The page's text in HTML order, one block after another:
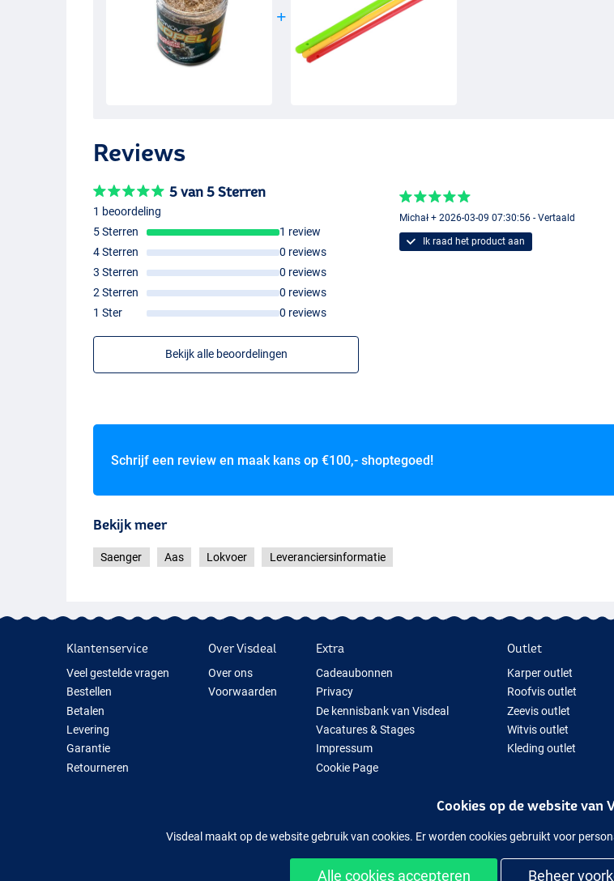
Reviews
5 van 5 Sterren
1 beoordeling
5 Sterren
1 review
4 Sterren
0 reviews
3 Sterren
0 reviews
2 Sterren
0 reviews
1 Ster
0 reviews
Bekijk alle beoordelingen
Michał + 2026-03-09 07:30:56 - Vertaald
Ik raad het product aan
Schrijf een review en maak kans op €100,- shoptegoed!
Bekijk meer
Saenger Aas Lokvoer Leveranciersinformatie
Klantenservice
Veel gestelde vragen
Bestellen
Betalen
Levering
Garantie
Retourneren
Over Visdeal
Over ons
Voorwaarden
Extra
Cadeaubonnen
Privacy
De kennisbank van Visdeal
Vacatures & Stages
Impressum
Cookie Page
Outlet
Karper outlet
Roofvis outlet
Zeevis outlet
Witvis outlet
Kleding outlet
Cookies op de website van
Visdeal maakt op de website gebruik van cookies. Er worden cookies gebruikt voor
Alle cookies accepteren Beheer